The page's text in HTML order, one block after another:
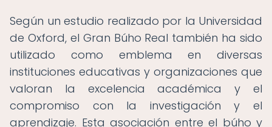
Según un estudio realizado por la Universidad
de Oxford, el Gran Búho Real también ha sido
utilizado como emblema en diversas
instituciones educativas y organizaciones que
valoran la excelencia académica y el
compromiso con la investigación y el
aprendizaje. Esta asociación entre el búho y